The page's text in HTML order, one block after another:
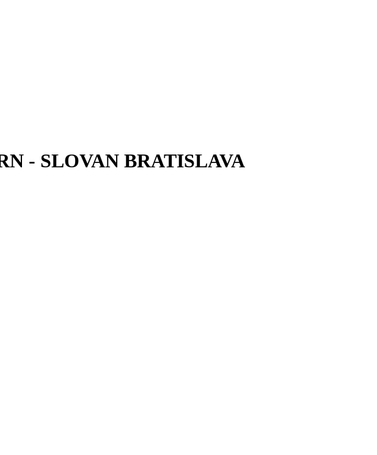
- SLOVAN BRATISLAVA